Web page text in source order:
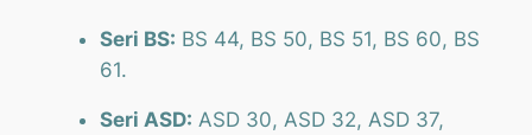
Seri BS: BS 44, BS 50, BS 51, BS 60, BS
61.
Seri ASD: ASD 30, ASD 32, ASD 37,